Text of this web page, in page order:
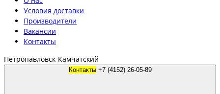
Условия доставки
Производители
Вакансии
Контакты
Петропавловск-Камчатский
Контакты +7 (4152) 26-05-89